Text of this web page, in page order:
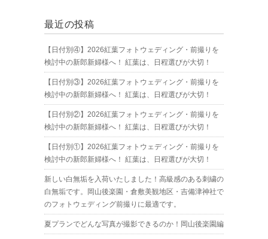
最近の投稿
【日付別④】2026紅葉フォトウェディング・前撮りを
検討中の新郎新婦様へ！ 紅葉は、日程選びが大切！
【日付別③】2026紅葉フォトウェディング・前撮りを
検討中の新郎新婦様へ！ 紅葉は、日程選びが大切！
【日付別②】2026紅葉フォトウェディング・前撮りを
検討中の新郎新婦様へ！ 紅葉は、日程選びが大切！
【日付別①】2026紅葉フォトウェディング・前撮りを
検討中の新郎新婦様へ！ 紅葉は、日程選びが大切！
新しい白無垢を入荷いたしました！高級感のある刺繍の
白無垢です。岡山後楽園・倉敷美観地区・吉備津神社で
のフォトウェディング前撮りに最適です。
夏プランでどんな写真が撮影できるのか！岡山後楽園編